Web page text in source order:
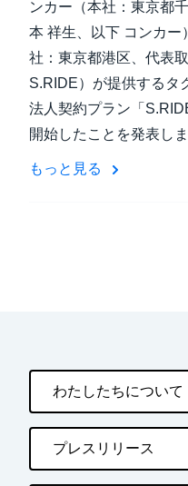
ンカー（本社：東京都
本 祥生、以下 コンカ
社：東京都港区、代表
S.RIDE）が提供するタ
法人契約プラン「
開始したことを発表しま
もっと見る
わたしたちについて
プレスリリース